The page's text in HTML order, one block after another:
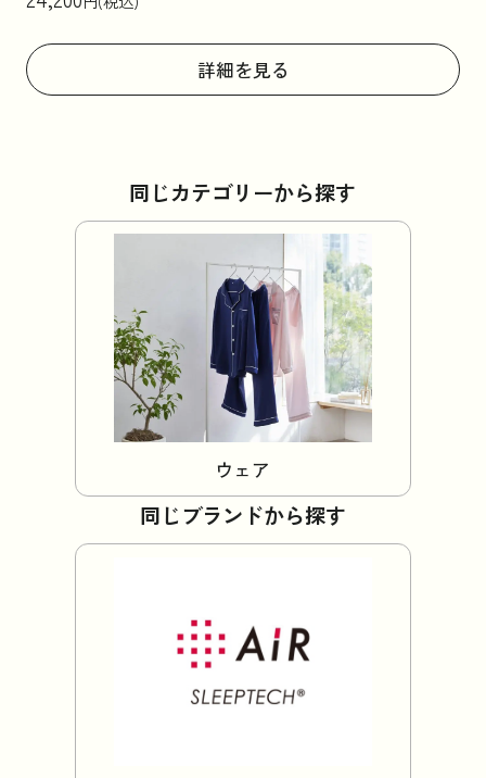
詳細を見る
同じカテゴリーから探す
ウェア
同じブランドから探す